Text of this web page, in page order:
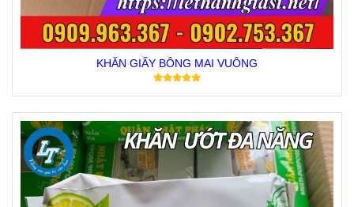
KHĂN GIẤY BÔNG MAI VUÔNG